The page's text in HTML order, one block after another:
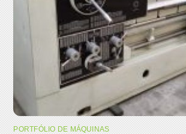
PORTFÓLIO DE MÁQUINAS